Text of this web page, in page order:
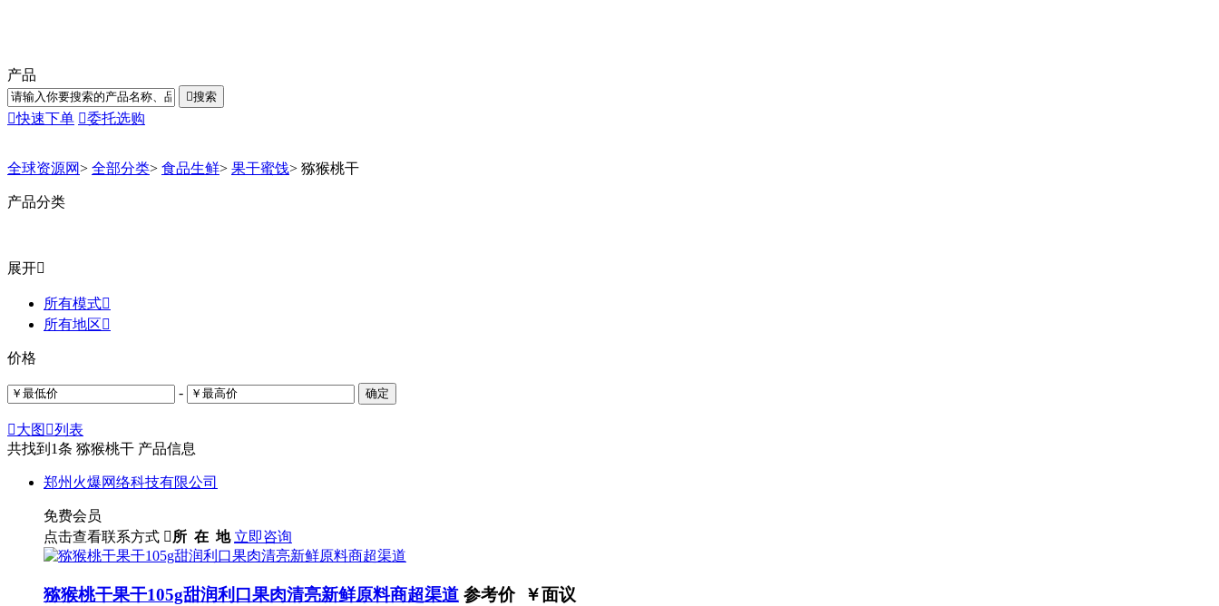
产品
搜索
快速下单 委托选购
全球资源网> 全部分类> 食品生鲜> 果干蜜饯> 猕猴桃干
产品分类
展开
所有模式
所有地区
价格
- 确定
大图 列表
共找到 1条 猕猴桃干 产品信息
郑州火爆网络科技有限公司
免费会员
点击查看联系方式 所 在 地 立即咨询
猕猴桃干果干105g甜润利口果肉清亮新鲜原料商超渠道 参考价 ￥面议